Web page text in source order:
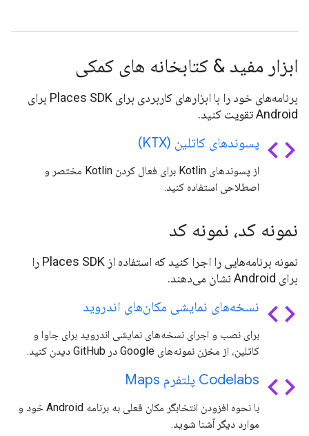
ابزار مفید & کتابخانه های کمکی
برنامه‌های خود را با ابزارهای کاربردی برای Places SDK برای
Android تقویت کنید.
code پسوندهای کاتلین (KTX)
از پسوندهای Kotlin برای فعال کردن Kotlin مختصر و
اصطلاحی استفاده کنید.
نمونه کد، نمونه کد
نمونه برنامه‌هایی را اجرا کنید که استفاده از Places SDK را
برای Android نشان می‌دهند.
code نسخه‌های نمایشی مکان‌های اندروید
برای نصب و اجرای نسخه‌های نمایشی اندروید برای جاوا و
کاتلین، از مخزن نمونه‌های Google در GitHub دیدن کنید.
code Codelabs پلتفرم Maps
با نحوه افزودن انتخابگر مکان فعلی به برنامه Android خود و
موارد دیگر آشنا شوید.